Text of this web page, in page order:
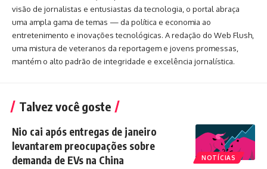
visão de jornalistas e entusiastas da tecnologia, o portal abraça
uma ampla gama de temas — da política e economia ao
entretenimento e inovações tecnológicas. A redação do Web Flush,
uma mistura de veteranos da reportagem e jovens promessas,
mantém o alto padrão de integridade e excelência jornalística.
Talvez você goste
NOTÍCIAS
Nio cai após entregas de janeiro
levantarem preocupações sobre
demanda de EVs na China